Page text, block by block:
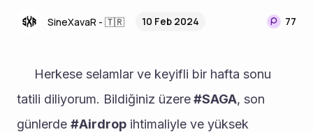
SineXavaR - 🇹🇷 10 Feb 2024 77
tatili diliyorum. Bildiğiniz üzere #SAGA, son
günlerde #Airdrop ihtimaliyle ve yüksek